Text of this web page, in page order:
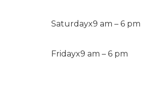
Saturdayx9 am – 6 pm
Fridayx9 am – 6 pm